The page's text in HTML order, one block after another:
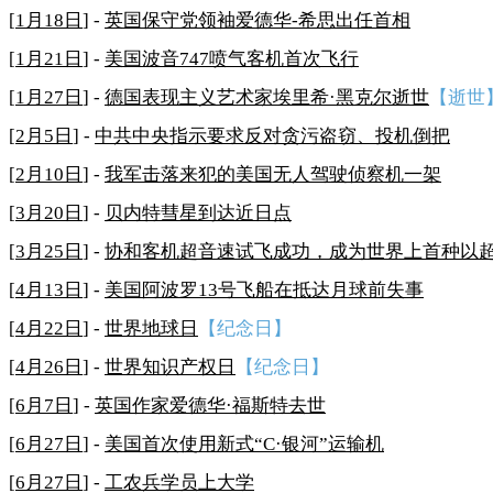
[1月18日 ] - 英国保守党领袖爱德华-希思出任首相
[1月21日 ] - 美国波音747喷气客机首次飞行
[1月27日 ] - 德国表现主义艺术家埃里希·黑克尔逝世 【逝世】
[2月5日 ] - 中共中央指示要求反对贪污盗窃、投机倒把
[2月10日 ] - 我军击落来犯的美国无人驾驶侦察机一架
[3月20日 ] - 贝内特彗星到达近日点
[3月25日 ] - 协和客机超音速试飞成功，成为世界上首种以
[4月13日 ] - 美国阿波罗13号飞船在抵达月球前失事
[4月22日 ] - 世界地球日
【纪念日】
[4月26日 ] - 世界知识产权日
【纪念日】
[6月7日 ] - 英国作家爱德华·福斯特去世
[6月27日 ] - 美国首次使用新式“C·银河”运输机
[6月27日 ] - 工农兵学员上大学